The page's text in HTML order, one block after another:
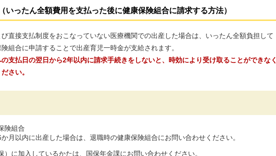
いったん全額費用を支払った後に健康保険組合に請求する方法）
直接支払制度をおこなっていない医療機関での出産した場合は、いったん全額負担して
組合に申請することで出産育児一時金が支給されます。
支払日の翌日から2年以内に請求手続きをしないと、時効により受け取ることができなく
さい。
険組合
月以内に出産した場合は、退職時の健康保険組合にお問い合わせください。
）に加入しているかたは、国保年金課にお問い合わせください。